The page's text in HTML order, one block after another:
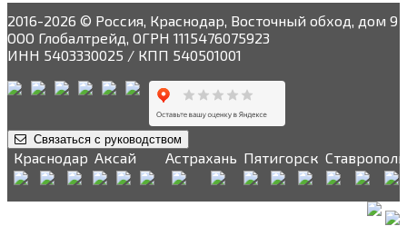
2016-2026 © Россия, Краснодар, Восточный обход, дом 9
ООО Глобалтрейд, ОГРН 1115476075923
ИНН 5403330025 / КПП 540501001
Связаться с руководством
Краснодар Аксай Астрахань Пятигорск Ставрополь